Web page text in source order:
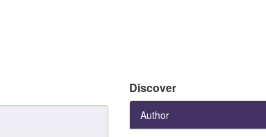
Discover
Author